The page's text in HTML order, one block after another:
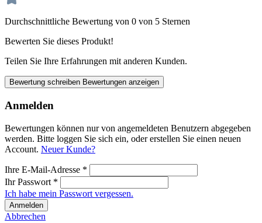
Durchschnittliche Bewertung von 0 von 5 Sternen
Bewerten Sie dieses Produkt!
Teilen Sie Ihre Erfahrungen mit anderen Kunden.
Bewertung schreiben Bewertungen anzeigen
Anmelden
Bewertungen können nur von angemeldeten Benutzern abgegeben
werden. Bitte loggen Sie sich ein, oder erstellen Sie einen neuen
Account. Neuer Kunde?
Ihre E-Mail-Adresse *
Ihr Passwort *
Ich habe mein Passwort vergessen.
Anmelden
Abbrechen